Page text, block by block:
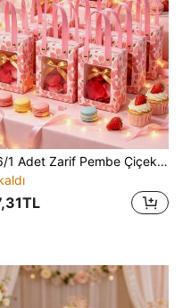
12/6/1 Adet Zarif Pembe Çiçekli Hediye Kutusu, Altın Varak Süslemeli - Şeffaf Pencereli Tasarım, Takı ve Hediyelik Eşyalar İçin Uygun - Düğün, Doğum Günü, Gelin Hamamı ve Özel Günler İçin Mükemmel Hediye Kutusu